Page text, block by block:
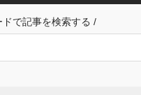
ドで記事を検索する /